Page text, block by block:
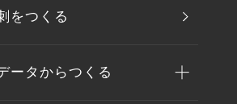
をつくる
ータからつくる